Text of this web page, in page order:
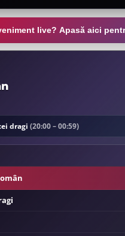
live? Apasă aici
dragi (20:00 – 00:59)